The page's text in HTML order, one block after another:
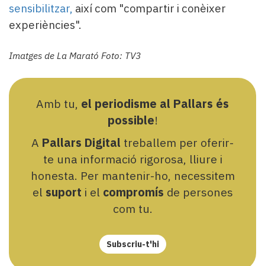
sensibilitzar, així com "compartir i conèixer
experiències".
Imatges de La Marató Foto: TV3
Amb tu, el periodisme al Pallars és
possible!
A Pallars Digital treballem per oferir-
te una informació rigorosa, lliure i
honesta. Per mantenir-ho, necessitem
el suport i el compromís de persones
com tu.
Subscriu-t'hi